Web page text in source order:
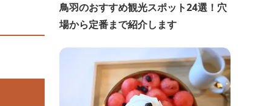
鳥羽のおすすめ観光スポット24選！穴
場から定番まで紹介します